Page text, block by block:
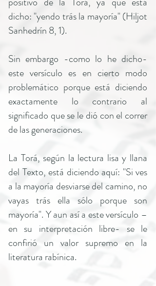
dicho: "yendo trás la mayoría" (Hiljot
Sanhedrín 8, 1).
Sin embargo -como lo he dicho-
este versículo es en cierto modo
problemático porque está diciendo
exactamente lo contrario al
significado que se le dió con el correr
de las generaciones.
La Torá, según la lectura lisa y llana
del Texto, está diciendo aquí: "Si ves
a la mayoría desviarse del camino, no
vayas trás ella sólo porque son
mayoría". Y aun así a este versículo –
en su interpretación libre- se le
confirió un valor supremo en la
literatura rabínica.